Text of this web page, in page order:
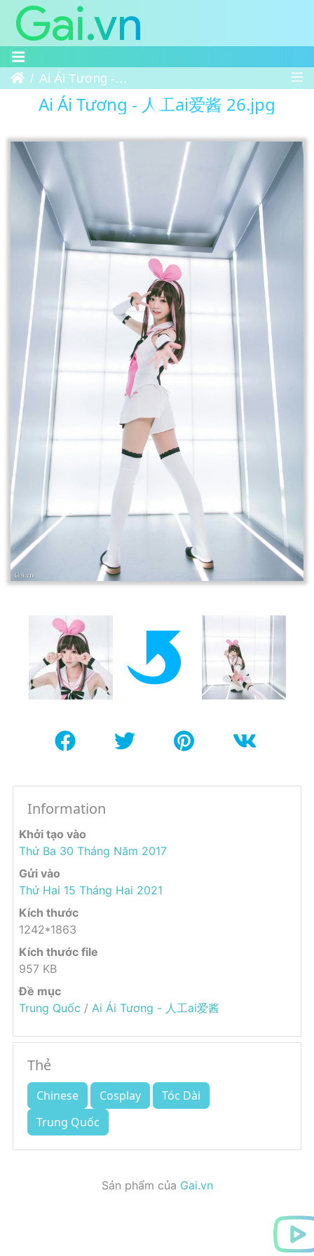
Trang chủAi Ái Tương - 人工ai爱酱 26
Ai Ái Tương - 人工ai爱酱 26.jpg
Information
Khởi tạo vào
Thứ Ba 30 Tháng Năm 2017
Gửi vào
Thứ Hai 15 Tháng Hai 2021
Kích thước
1242*1863
Kích thước file
957 KB
Đề mục
Trung Quốc / Ai Ái Tương - 人工ai爱酱
Thẻ
Chinese Cosplay
Tóc Dài
Trung Quốc
Sản phẩm của Gai.vn